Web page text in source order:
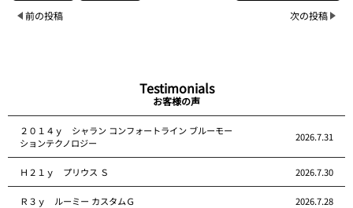
前の投稿 次の投稿
Testimonials
お客様の声
２０１４ｙ シャラン コンフォートライン ブルーモー
ションテクノロジー
2026.7.31
Ｈ２１ｙ プリウス Ｓ 2026.7.30
Ｒ３ｙ ルーミー カスタムＧ 2026.7.28